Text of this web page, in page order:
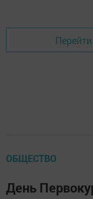
ОБЩЕСТВО
День